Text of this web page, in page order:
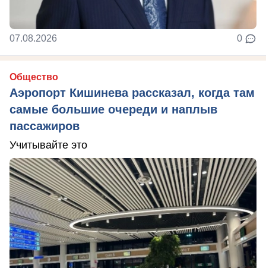
07.08.2026 0
Общество
Аэропорт Кишинева рассказал, когда там
самые большие очереди и наплыв
пассажиров
Учитывайте это